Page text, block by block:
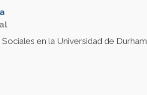
en la Universidad de